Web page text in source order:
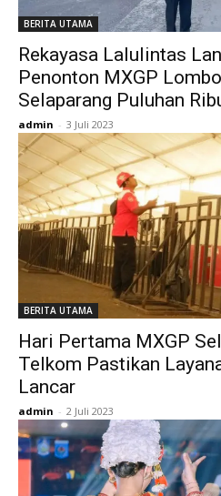
BERITA UTAMA
Rekayasa Lalulintas
Penonton MXGP
Selaparang Puluhan
admin - 3 Juli 2023
BERITA UTAMA
Hari Pertama MXGP
Telkom Pastikan
Lancar
admin - 2 Juli 2023